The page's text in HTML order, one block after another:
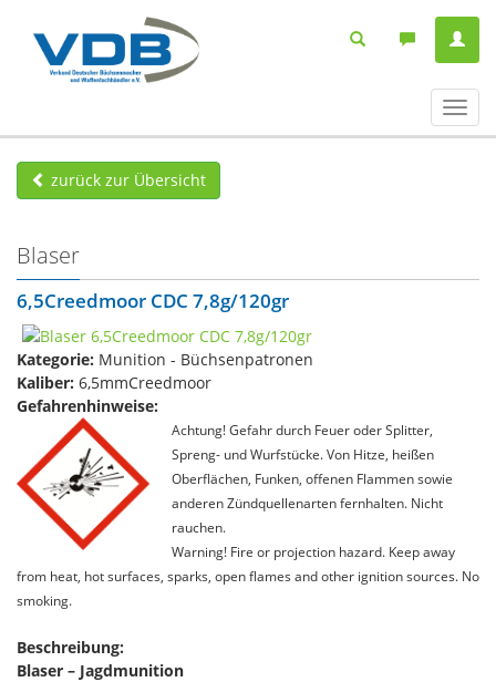
ein-/
zurück zur Übersicht
Blaser
6,5Creedmoor CDC 7,8g/120gr
Kategorie: Munition - Büchsenpatronen
Kaliber: 6,5mmCreedmoor
Gefahrenhinweise:
Achtung! Gefahr durch Feuer oder Splitter,
Spreng- und Wurfstücke. Von Hitze, heißen
Oberflächen, Funken, offenen Flammen sowie
anderen Zündquellenarten fernhalten. Nicht
rauchen.
Warning! Fire or projection hazard. Keep away
from heat, hot surfaces, sparks, open flames and other ignition sources. No
smoking.
Beschreibung:
Blaser – Jagdmunition